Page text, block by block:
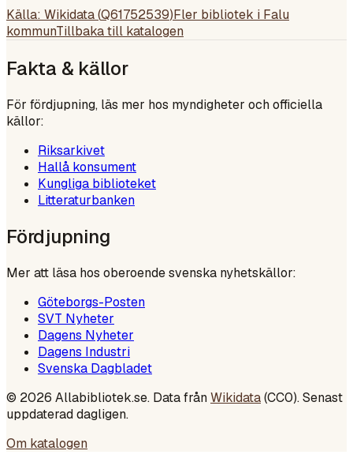
Källa: Wikidata (Q61752539)Fler bibliotek i Falu
kommunTillbaka till katalogen
Fakta & källor
För fördjupning, läs mer hos myndigheter och officiella
källor:
Riksarkivet
Hallå konsument
Kungliga biblioteket
Litteraturbanken
Fördjupning
Mer att läsa hos oberoende svenska nyhetskällor:
Göteborgs-Posten
SVT Nyheter
Dagens Nyheter
Dagens Industri
Svenska Dagbladet
© 2026 Allabibliotek.se. Data frånWikidata(CC0). Senast
uppdaterad dagligen.
Om katalogen